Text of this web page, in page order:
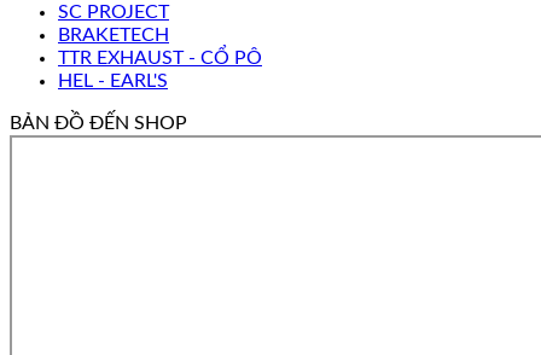
SC PROJECT
BRAKETECH
TTR EXHAUST - CỔ PÔ
HEL - EARL'S
BẢN ĐỒ ĐẾN SHOP